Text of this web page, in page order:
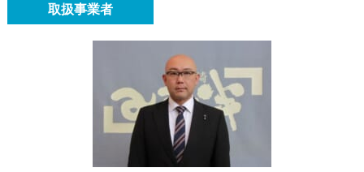
取扱事業者